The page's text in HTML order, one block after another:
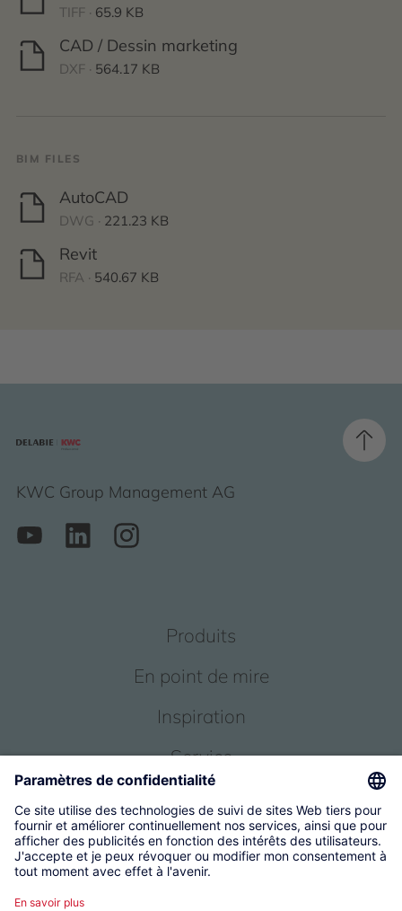
TIFF · 65.9 KB
CAD / Dessin marketing
DXF · 564.17 KB
BIM FILES
AutoCAD
DWG · 221.23 KB
Revit
RFA · 540.67 KB
KWC Group Management AG
Produits
En point de mire
Inspiration
Service
© 2026 KWC Group Management AG